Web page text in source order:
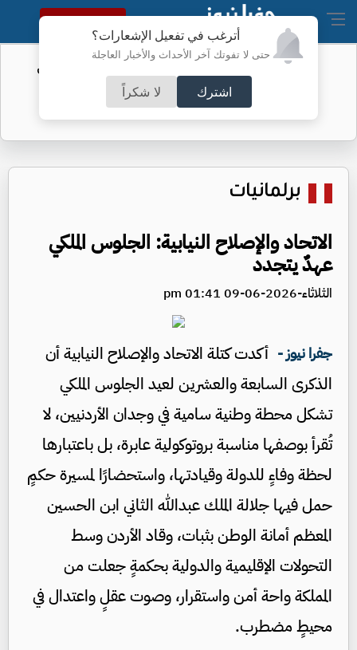
أترغب في تفعيل الإشعارات؟
حتى لا تفوتك آخر الأحداث والأخبار العاجلة
اشترك لا شكراً
النسخة الكاملة
الفيفا يحول مستحقات الأردن المالية من
كأس العرب
برلمانيات
الاتحاد والإصلاح النيابية: الجلوس الملكي
عهدٌ يتجدد
الثلاثاء-2026-06-09 01:41 pm
جفرا نيوز - أكدت كتلة الاتحاد والإصلاح النيابية أن
الذكرى السابعة والعشرين لعيد الجلوس الملكي
تشكل محطة وطنية سامية في وجدان الأردنيين، لا
تُقرأ بوصفها مناسبة بروتوكولية عابرة، بل باعتبارها
لحظة وفاءٍ للدولة وقيادتها، واستحضارًا لمسيرة حكمٍ
حمل فيها جلالة الملك عبدالله الثاني ابن الحسين
المعظم أمانة الوطن بثبات، وقاد الأردن وسط
التحولات الإقليمية والدولية بحكمةٍ جعلت من
المملكة واحة أمن واستقرار، وصوت عقلٍ واعتدال في
محيطٍ مضطرب.